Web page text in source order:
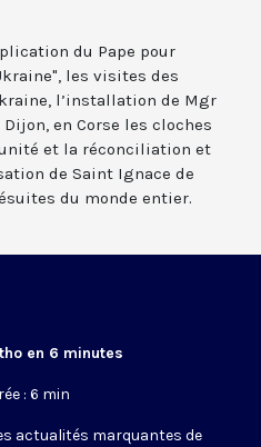
du Pape pour
les visites des
l’installation de Mgr
en Corse les cloches
et la réconciliation et
de Saint Ignace de
du monde entier.
en 6 minutes
: 6 min
actualités marquantes de